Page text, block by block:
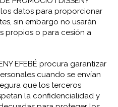
los datos para proporcionar
sin embargo no usarán
propios o para cesión a
EFEBÉ procura garantizar
cuando se envían
que los terceros
la confidencialidad y